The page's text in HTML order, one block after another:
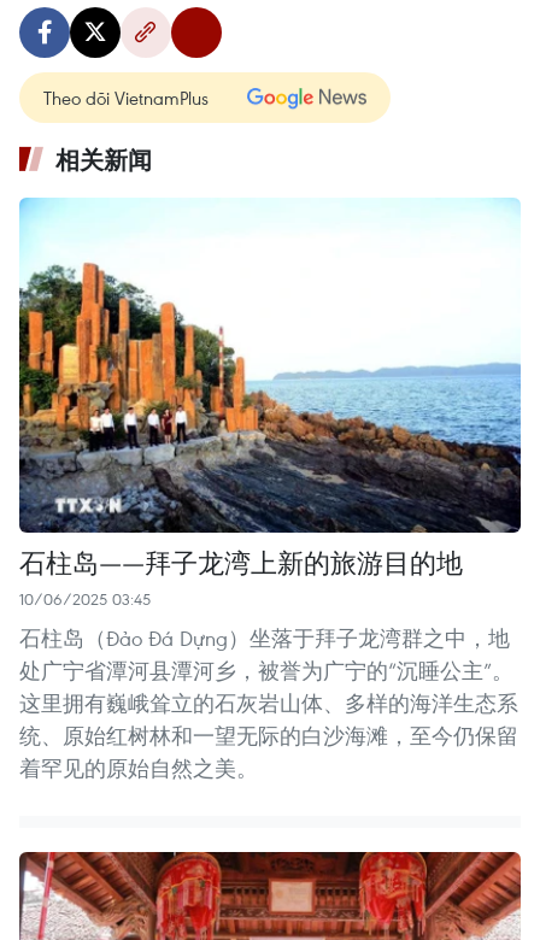
Theo dõi VietnamPlus
相关新闻
石柱岛——拜子龙湾上新的旅游目的地
10/06/2025 03:45
石柱岛（Đảo Đá Dựng）坐落于拜子龙湾群之中，地
处广宁省潭河县潭河乡，被誉为广宁的“沉睡公主”。
这里拥有巍峨耸立的石灰岩山体、多样的海洋生态系
统、原始红树林和一望无际的白沙海滩，至今仍保留
着罕见的原始自然之美。